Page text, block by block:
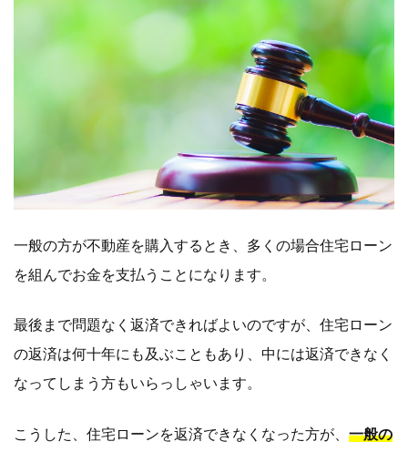
一般の方が不動産を購入するとき、多くの場合住宅ローン
を組んでお金を支払うことになります。
最後まで問題なく返済できればよいのですが、住宅ローン
の返済は何十年にも及ぶこともあり、中には返済できなく
なってしまう方もいらっしゃいます。
こうした、住宅ローンを返済できなくなった方が、 一般の